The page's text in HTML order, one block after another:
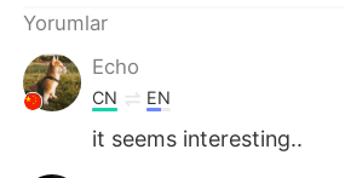
Yorumlar
Echo
CN EN
it seems interesting..